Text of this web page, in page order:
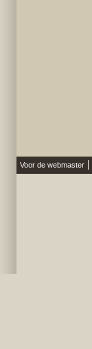
Voor de webmaster